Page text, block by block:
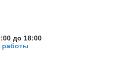
до 18:00
работы